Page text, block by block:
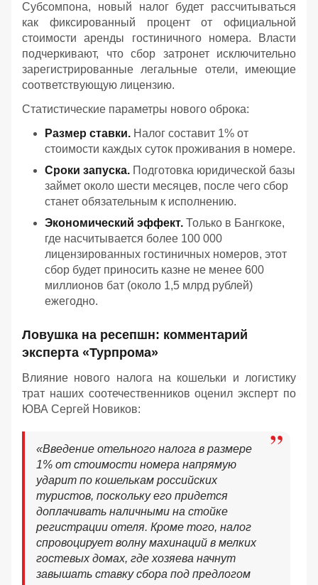
Субсомпона, новый налог будет рассчитываться
как фиксированный процент от официальной
стоимости аренды гостиничного номера. Власти
подчеркивают, что сбор затронет исключительно
зарегистрированные легальные отели, имеющие
соответствующую лицензию.
Статистические параметры нового оброка:
Размер ставки. Налог составит 1% от
стоимости каждых суток проживания в номере.
Сроки запуска. Подготовка юридической базы
займет около шести месяцев, после чего сбор
станет обязательным к исполнению.
Экономический эффект. Только в Бангкоке,
где насчитывается более 100 000
лицензированных гостиничных номеров, этот
сбор будет приносить казне не менее 600
миллионов бат (около 1,5 млрд рублей)
ежегодно.
Ловушка на ресепшн: комментарий
эксперта «Турпрома»
Влияние нового налога на кошельки и логистику
трат наших соотечественников оценил эксперт по
ЮВА Сергей Новиков:
«Введение отельного налога в размере
1% от стоимости номера напрямую
ударит по кошелькам российских
туристов, поскольку его придется
доплачивать наличными на стойке
регистрации отеля. Кроме того, налог
спровоцирует волну махинаций в мелких
гостевых домах, где хозяева начнут
завышать ставку сбора под предлогом